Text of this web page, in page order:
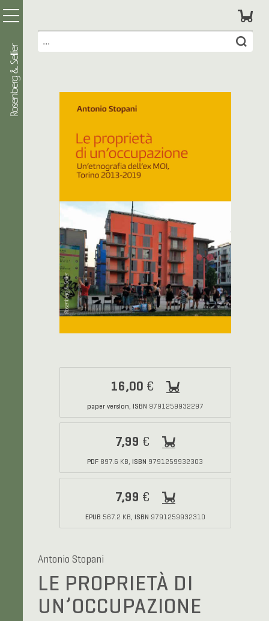
16,00 €
paper version, ISBN 9791259932297
7,99 €
PDF 897.6 KB, ISBN 9791259932303
7,99 €
EPUB 567.2 KB, ISBN 9791259932310
Antonio Stopani
LE PROPRIETÀ DI
UN’OCCUPAZIONE